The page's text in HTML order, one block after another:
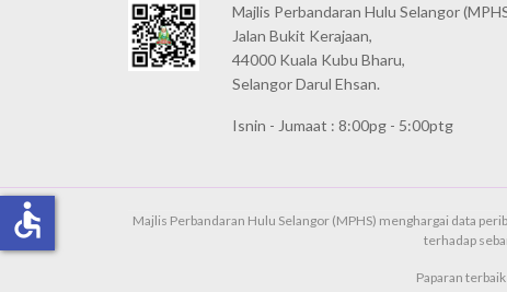
Majlis Perbandaran Hulu Selangor
Jalan Bukit Kerajaan,
44000 Kuala Kubu Bharu,
Selangor Darul Ehsan.
Isnin - Jumaat : 8:00pg - 5:00ptg
Majlis Perbandaran Hulu Selangor (MPHS) menghargai data
terhadap
Paparan
accessible